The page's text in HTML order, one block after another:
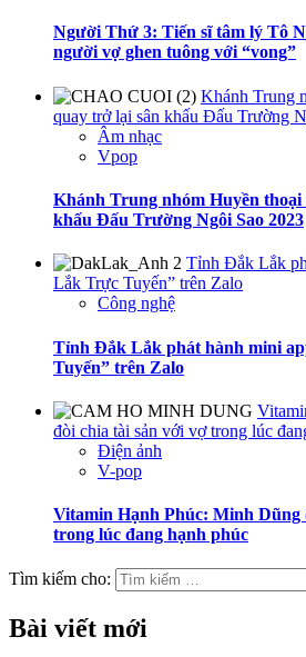
Người Thứ 3: Tiến sĩ tâm lý Tô
người vợ ghen tuông với “vong”
Khánh Trung
quay trở lại sân khấu Đấu Trường
Âm nhạc
Vpop
Khánh Trung nhóm Huyền
khấu Đấu Trường Ngôi Sao 2023
Tỉnh Đắk Lắk
Lắk Trực Tuyến” trên Zalo
Công nghệ
Tỉnh Đắk Lắk phát hành mini
Tuyến” trên Zalo
đòi chia tài sản với vợ trong lúc
Điện ảnh
V-pop
Vitamin Hạnh Phúc: Minh Dũng
trong lúc đang hạnh phúc
Tìm kiếm cho:
Bài viết mới